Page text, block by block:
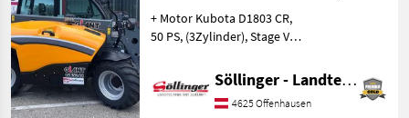
+ Motor Kubota D1803 CR,
50 PS, (3Zylinder), Stage V +
für Beleuchtung
Heckanbaugeräte +
Heckgewicht 180 kg +
Söllinger - Landtechnik GmbH
4625 Offenhausen